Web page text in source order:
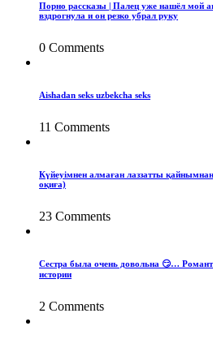
Порно рассказы | Палец уже нашёл мой
вздрогнула и он резко убрал руку
0 Comments
Aishadan seks uzbekcha seks
11 Comments
Күйеуімнен алмаған лаззатты
оқиға)
23 Comments
Сестра была очень довольна 😏…
истории
2 Comments